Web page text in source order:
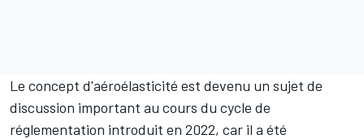
Le concept d'aéroélasticité est devenu un sujet de
discussion important au cours du cycle de
réglementation introduit en 2022, car il a été